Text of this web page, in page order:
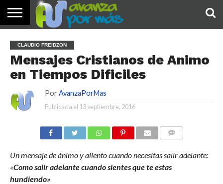
PALABRA
DE HOY
DEVOCIONALES
NOTICIAS
TESTIMONIOS
ORACIONES
SOBRE
NOSOTROS
IMÁGENES
CLAUDIO FREIDZON
Mensajes Cristianos de Animo
en Tiempos Dificiles
Por AvanzaPorMas
Publicada el 13 septiembre, 2016
Un mensaje de ánimo y aliento cuando necesitas salir adelante:
«Como salir adelante cuando sientes que te estas
hundiendo»